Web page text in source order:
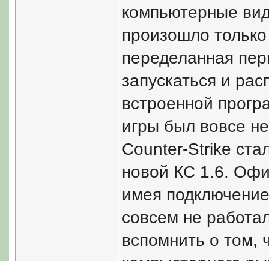
компьютерные
произошло
переделанная
запускаться и
встроенной
игры был вовсе
Counter-Strike
новой КС 1.6.
имея
совсем не
вспомнить о том,